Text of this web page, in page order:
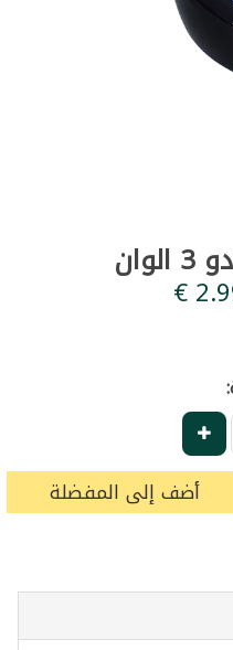
أضف إلى المفضلة